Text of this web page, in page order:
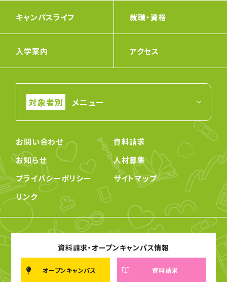
キャンパスライフ 就職・資格
入学案内 アクセス
メニュー
お問い合わせ
資料請求
お知らせ
人材募集
プライバシーポリシー
サイトマップ
リンク
資料請求・オープンキャンパス情報
オープンキャンパス 資料請求